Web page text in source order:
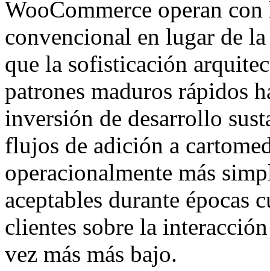
WooCommerce operan
convencional en lugar de
que la sofisticación
patrones maduros rápidos
inversión de desarrollo
flujos de adición a
operacionalmente más
aceptables durante épocas
clientes sobre la
vez más más bajo.